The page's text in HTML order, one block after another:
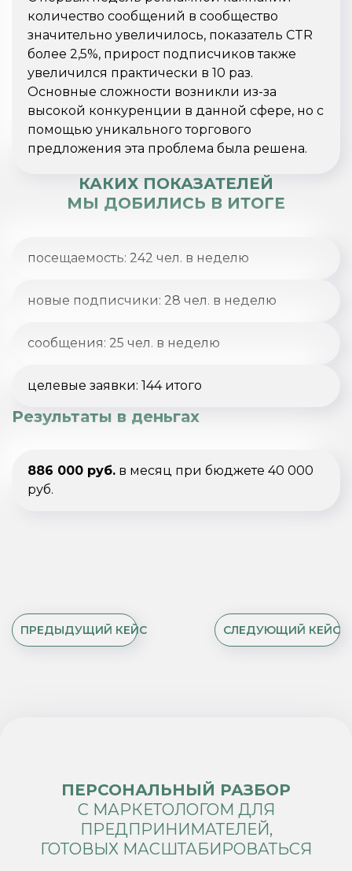
количество сообщений в сообщество
значительно увеличилось, показатель CTR
более 2,5%, прирост подписчиков также
увеличился практически в 10 раз.
Основные сложности возникли из-за
высокой конкуренции в данной сфере, но с
помощью уникального торгового
предложения эта проблема была решена.
КАКИХ ПОКАЗАТЕЛЕЙ
МЫ ДОБИЛИСЬ В ИТОГЕ
посещаемость: 242 чел. в неделю
новые подписчики: 28 чел. в неделю
сообщения: 25 чел. в неделю
целевые заявки: 144 итого
Результаты в деньгах
886 000 руб. в месяц при бюджете 40 000
руб.
ПРЕДЫДУЩИЙ КЕЙС СЛЕДУЮЩИЙ КЕЙС
ПЕРСОНАЛЬНЫЙ РАЗБОР
С МАРКЕТОЛОГОМ ДЛЯ
ПРЕДПРИНИМАТЕЛЕЙ,
ГОТОВЫХ МАСШТАБИРОВАТЬСЯ